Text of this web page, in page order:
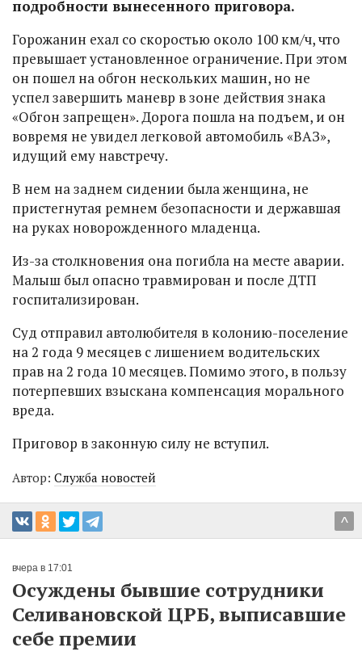
подробности вынесенного приговора.
Горожанин ехал со скоростью около 100 км/ч, что
превышает установленное ограничение. При этом
он пошел на обгон нескольких машин, но не
успел завершить маневр в зоне действия знака
«Обгон запрещен». Дорога пошла на подъем, и он
вовремя не увидел легковой автомобиль «ВАЗ»,
идущий ему навстречу.
В нем на заднем сидении была женщина, не
пристегнутая ремнем безопасности и державшая
на руках новорожденного младенца.
Из-за столкновения она погибла на месте аварии.
Малыш был опасно травмирован и после ДТП
госпитализирован.
Суд отправил автолюбителя в колонию-поселение
на 2 года 9 месяцев с лишением водительских
прав на 2 года 10 месяцев. Помимо этого, в пользу
потерпевших взыскана компенсация морального
вреда.
Приговор в законную силу не вступил.
Автор: Служба новостей
^
вчера в 17:01
Осуждены бывшие сотрудники
Селивановской ЦРБ, выписавшие
себе премии